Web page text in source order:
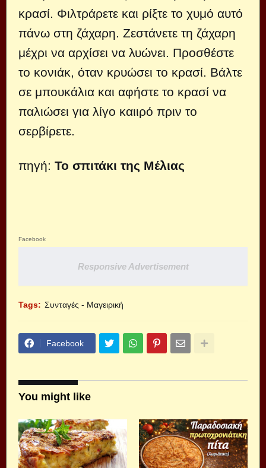
κρασί. Φιλτράρετε και ρίξτε το χυμό αυτό
πάνω στη ζάχαρη. Ζεστάνετε τη ζάχαρη
μέχρι να αρχίσει να λυώνει. Προσθέστε
το κονιάκ, όταν κρυώσει το κρασί. Βάλτε
σε μπουκάλια και αφήστε το κρασί να
παλιώσει για λίγο καιιρό πριν το
σερβίρετε.
πηγή: Το σπιτάκι της Μέλιας
Facebook
Responsive Advertisement
Tags: Συνταγές - Μαγειρική
Facebook
You might like